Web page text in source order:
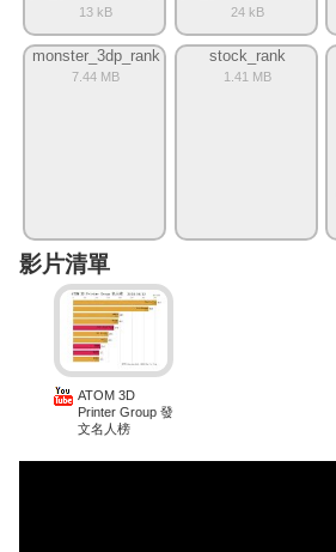
13 kB 24 kB
monster_3dp_rank
7.44 MB
stock_rank
1.41 MB
影片清單
ATOM 3D
Printer Group 發
文名人榜